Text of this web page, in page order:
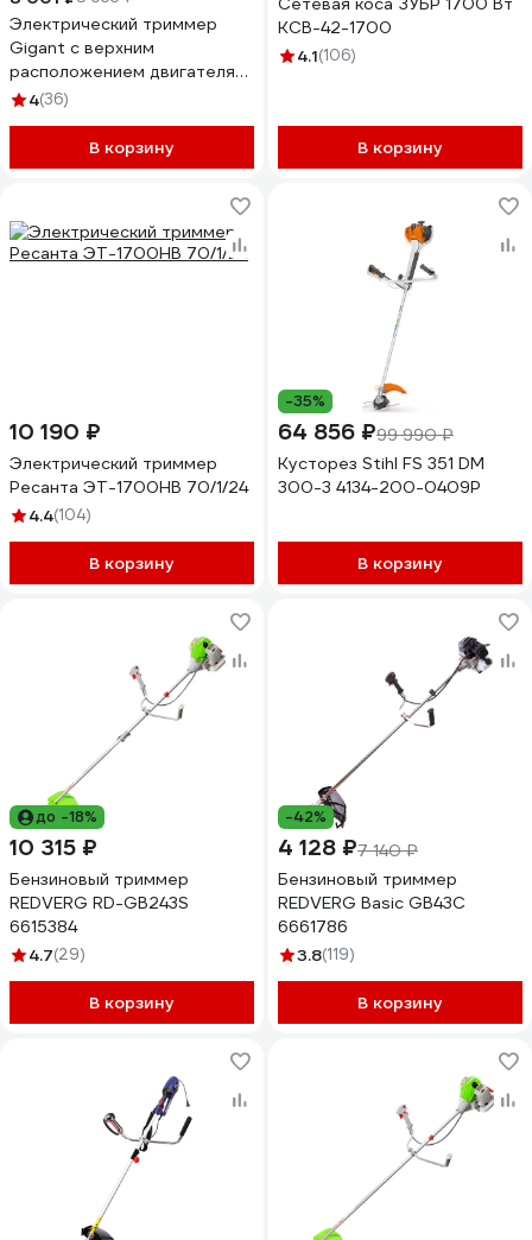
Электрический триммер
Gigant с верхним
расположением двигателя
1,7 кВт, леска-нож GTOP-02
4(36)
В корзину
КСВ-42-1700
4.1(106)
В корзину
10 190 ₽
Электрический триммер
Ресанта ЭТ-1700НВ 70/1/24
4.4(104)
В корзину
-35%
64 856 ₽99 990 ₽
Кусторез Stihl FS 351 DM
300-3 4134-200-0409P
В корзину
до -18%
10 315 ₽
Бензиновый триммер
REDVERG RD-GB243S
6615384
4.7(29)
В корзину
-42%
4 128 ₽7 140 ₽
Бензиновый триммер
REDVERG Basic GB43C
6661786
3.8(119)
В корзину